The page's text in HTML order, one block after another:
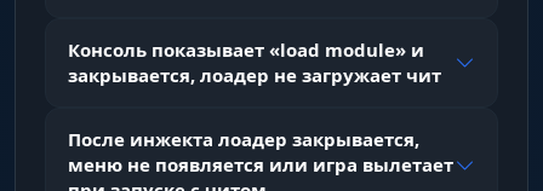
Консоль показывает «load module» и
закрывается, лоадер не загружает чит
После инжекта лоадер закрывается,
меню не появляется или игра вылетает